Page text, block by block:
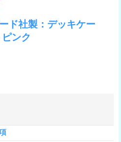
ド社製：デッキケー
ンク